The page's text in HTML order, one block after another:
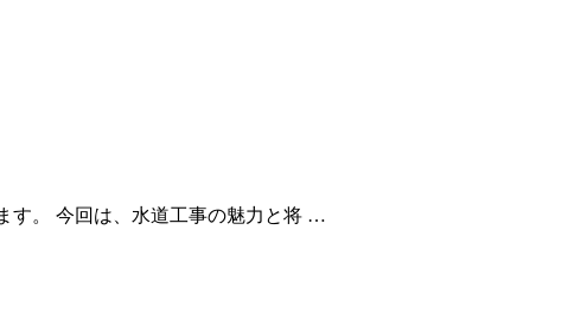
す。 今回は、水道工事の魅力と将 …